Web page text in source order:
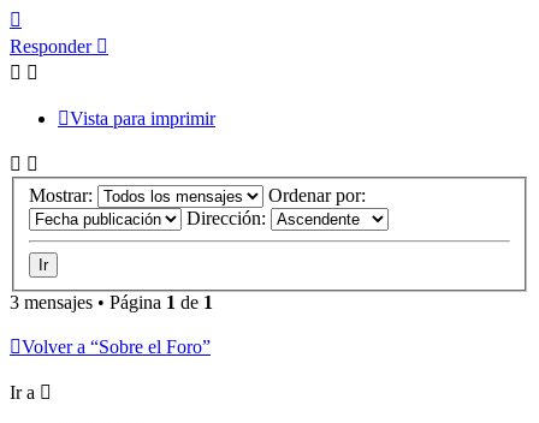
Responder
Vista para imprimir
Mostrar:
Ordenar por:
Dirección:
3 mensajes • Página 1 de 1
Volver a “Sobre el Foro”
Ir a